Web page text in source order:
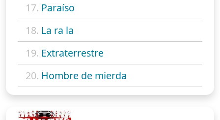
17. Paraíso
18. La ra la
19. Extraterrestre
20. Hombre de mierda